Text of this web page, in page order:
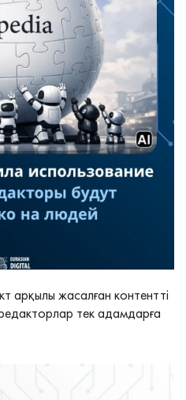
арқылы жасалған контентті
тек адамдарға